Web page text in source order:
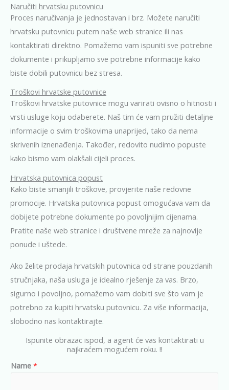
Naručiti hrvatsku putovnicu
Proces naručivanja je jednostavan i brz. Možete naručiti
hrvatsku putovnicu putem naše web stranice ili nas
kontaktirati direktno. Pomažemo vam ispuniti sve potrebne
dokumente i prikupljamo sve potrebne informacije kako
biste dobili putovnicu bez stresa.
Troškovi hrvatske putovnice
Troškovi hrvatske putovnice mogu varirati ovisno o hitnosti i
vrsti usluge koju odaberete. Naš tim će vam pružiti detaljne
informacije o svim troškovima unaprijed, tako da nema
skrivenih iznenađenja. Također, redovito nudimo popuste
kako bismo vam olakšali cijeli proces.
Hrvatska putovnica popust
Kako biste smanjili troškove, provjerite naše redovne
promocije. Hrvatska putovnica popust omogućava vam da
dobijete potrebne dokumente po povoljnijim cijenama.
Pratite naše web stranice i društvene mreže za najnovije
ponude i uštede.
Ako želite prodaja hrvatskih putovnica od strane pouzdanih
stručnjaka, naša usluga je idealno rješenje za vas. Brzo,
sigurno i povoljno, pomažemo vam dobiti sve što vam je
potrebno za kupiti hrvatsku putovnicu. Za više informacija,
slobodno nas kontaktirajte.
Ispunite obrazac ispod, a agent će vas kontaktirati u
najkraćem mogućem roku. !!
Name *